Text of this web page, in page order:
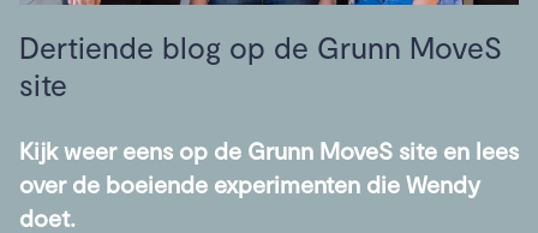
Dertiende blog op de Grunn MoveS
site
Kijk weer eens op de Grunn MoveS site en lees
over de boeiende experimenten die Wendy
doet.